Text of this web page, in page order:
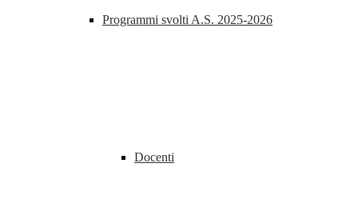
Programmi svolti A.S. 2025-2026
Docenti